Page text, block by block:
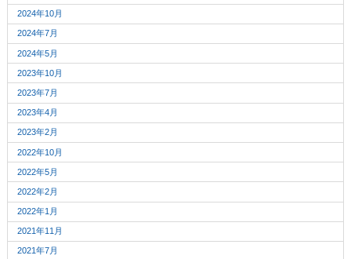
2024年10月
2024年7月
2024年5月
2023年10月
2023年7月
2023年4月
2023年2月
2022年10月
2022年5月
2022年2月
2022年1月
2021年11月
2021年7月